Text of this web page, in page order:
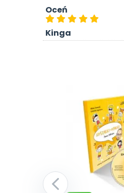
Oceń
Kinga